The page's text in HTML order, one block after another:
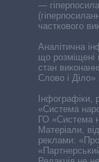
—
часткового
Аналітична
що розміщені
стан
Слово і Діло»
Інфографіки,
«Система
ГО «Система
Матеріали,
реклами: